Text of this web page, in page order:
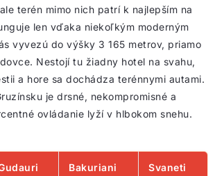
terén mimo nich patrí k najlepším na
len vďaka niekoľkým moderným
vyvezú do výšky 3 165 metrov, priamo
Nestojí tu žiadny hotel na svahu,
a hore sa dochádza terénnymi autami.
je drsné, nekompromisné a
ovládanie lyží v hlbokom snehu.
Bakuriani
Svaneti